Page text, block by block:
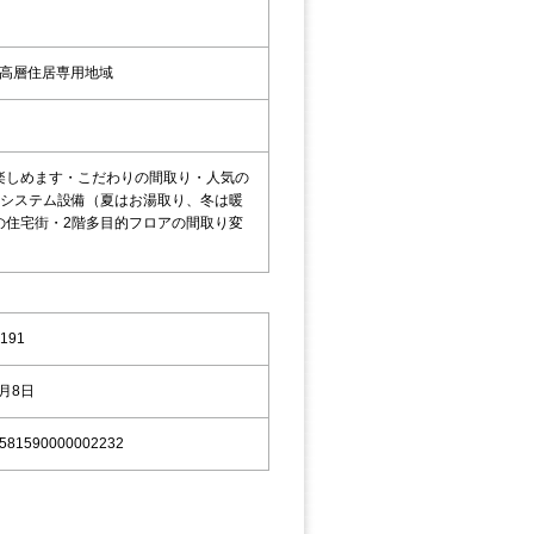
層住居専用地域
めます・こだわりの間取り・人気の
ステム設備（夏はお湯取り、冬は暖
宅街・2階多目的フロアの間取り変
8日